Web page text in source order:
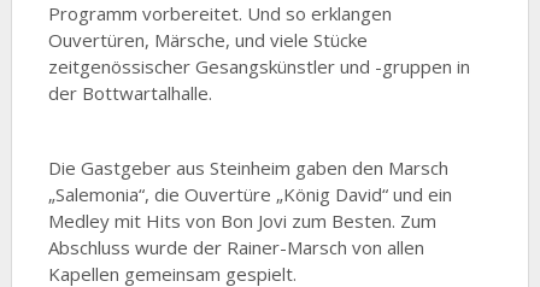
Programm vorbereitet. Und so erklangen
Ouvertüren, Märsche, und viele Stücke
zeitgenössischer Gesangskünstler und -gruppen in
der Bottwartalhalle.
Die Gastgeber aus Steinheim gaben den Marsch
„Salemonia“, die Ouvertüre „König David“ und ein
Medley mit Hits von Bon Jovi zum Besten. Zum
Abschluss wurde der Rainer-Marsch von allen
Kapellen gemeinsam gespielt.